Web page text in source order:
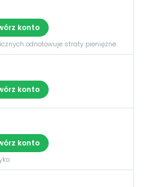
konto
odnotowuje straty pieniężne.
konto
konto